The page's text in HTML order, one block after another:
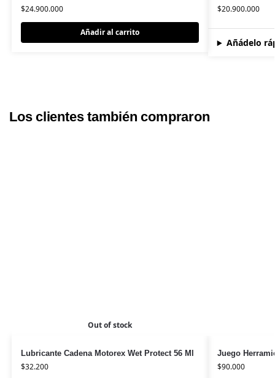
$24.900.000
Añadir al carrito
$20.900.000
Añádelo
Los clientes también compraron
Out of stock
Lubricante Cadena Motorex Wet Protect 56 Ml
$32.200
Juego
$90.000